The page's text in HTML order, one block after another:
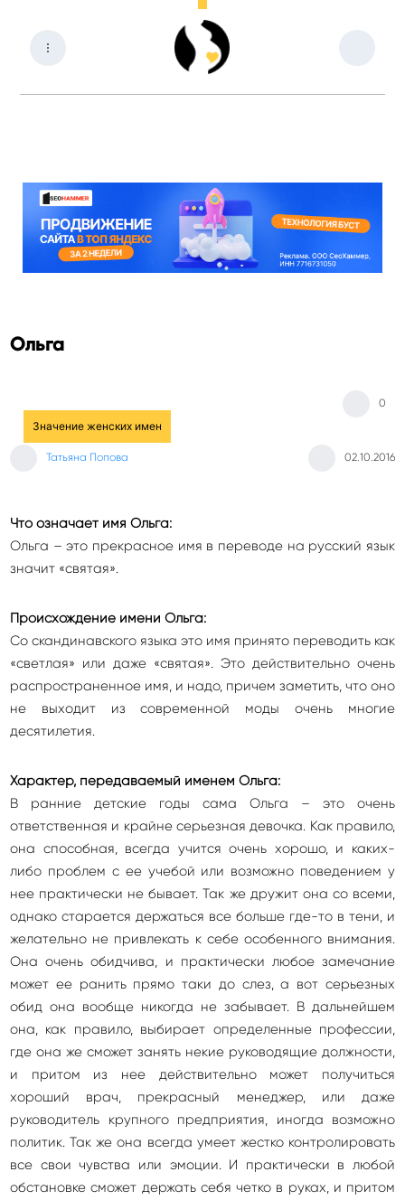
Ольга
Значение женских имен
Татьяна Попова 02.10.2016
0
Что означает имя Ольга:
Ольга – это прекрасное имя в переводе на русский язык
значит «святая».
Происхождение имени Ольга:
Со скандинавского языка это имя принято переводить как
«светлая» или даже «святая». Это действительно очень
распространенное имя, и надо, причем заметить, что оно
не выходит из современной моды очень многие
десятилетия.
Характер, передаваемый именем Ольга:
В ранние детские годы сама Ольга – это очень
ответственная и крайне серьезная девочка. Как правило,
она способная, всегда учится очень хорошо, и каких-
либо проблем с ее учебой или возможно поведением у
нее практически не бывает. Так же дружит она со всеми,
однако старается держаться все больше где-то в тени, и
желательно не привлекать к себе особенного внимания.
Она очень обидчива, и практически любое замечание
может ее ранить прямо таки до слез, а вот серьезных
обид она вообще никогда не забывает. В дальнейшем
она, как правило, выбирает определенные профессии,
где она же сможет занять некие руководящие должности,
и притом из нее действительно может получиться
хороший врач, прекрасный менеджер, или даже
руководитель крупного предприятия, иногда возможно
политик. Так же она всегда умеет жестко контролировать
все свои чувства или эмоции. И практически в любой
обстановке сможет держать себя четко в руках, и притом